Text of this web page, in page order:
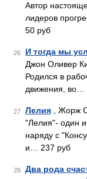
Автор
лидеров
50 руб
26 И тогда мы
Джон Оливер
Родился в
движения, во…
27 Лелия , Жорж
"Лелия"- один
наряду с
и… 237 руб
28
Два рода